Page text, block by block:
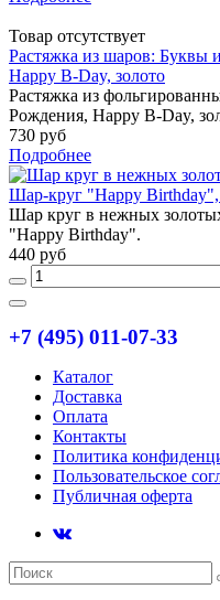
Товар отсутствует
Растяжка из шаров: Буквы
Happy B-Day, золото
Растяжка из
Рождения, Happy B-Day,
730 руб
Подробнее
Шар-круг "Happy Birthday",
Шар круг в нежных
"Happy Birthday".
440 руб
+7 (495) 011-07-33
Каталог
Доставка
Оплата
Контакты
Политика
Пользовательское
Публичная оферта